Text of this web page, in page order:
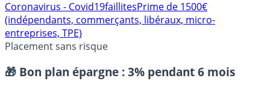
⭐️ Suivre sur Google
Coronavirus - Covid19
(indépendants, commerçants, libéraux, micro-
Placement sans risque